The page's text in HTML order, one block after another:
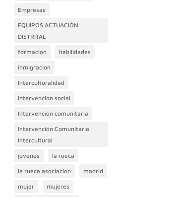
Empresas
EQUIPOS ACTUACIÓN
DISTRITAL
formacion habilidades
inmigracion
Interculturalidad
intervencion social
Intervención comunitaria
Intervención Comunitaria
Intercultural
jovenes la rueca
la rueca asociacion madrid
mujer mujeres